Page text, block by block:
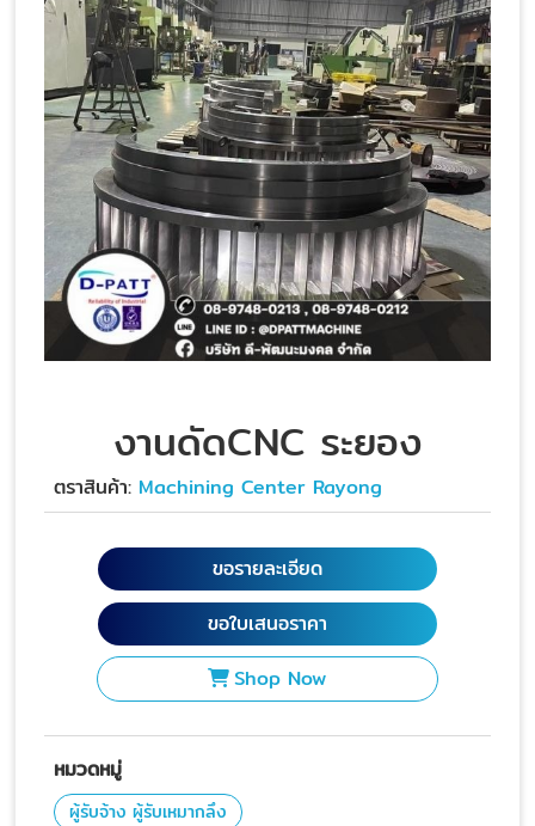
งานดัดCNC ระยอง
ตราสินค้า: Machining Center Rayong
ขอรายละเอียด
ขอใบเสนอราคา
Shop Now
หมวดหมู่
ผู้รับจ้าง ผู้รับเหมากลึง